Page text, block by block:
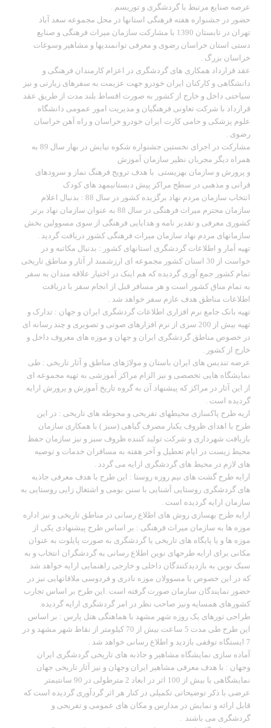
عرصه صنایع مرتبط با گردشگری و توریسم .
حضور در جشنواره هفته فرهنگی استانها در محل مجموعه سعد آباد
تهران در تابستان 1390 با مشارکت سازمان میراث فرهنگی و صنایع
دستی استان خراسان رضوی و معرفی توانمندیها و مشاهیر وسوغات
خراسان بزرگ .
عقد قرارداد همکاری های گردشگری در اعزام کارمندان فرهنگی و
دانشگاهی و کارکنان ایران خودرو جهت عزیمت به سفرهای زیارتی و نیز
سیاحتی داخل و خارج از کشور به صورت اقساط بلند مدت از طریق عقد
قرارداد با شرکت تعاونی فرهنگیان و مدیریت امور عمومی دانشگاه
علوم پزشکی و حامی کارت ایران خودرو خراسان و راه آهن خراسان
رضوی .
مشارکت در اجرای نخستین جشنواره شکوه نیایش در بهار سال 89 به
همراه دیگر مجریان نظیر سازمان آموزش
و پرورش و سازمان بهزیستی با هدف ترویج فرهنگ نماز و سرودهای
قرانی و مذهبی در سطح مراکز پیش دبستانیمهد های کودک
انتخاب سازمان مردم نهاد برگزیده کشور در سال 88 : بدنبال اعلام
سازمان محترم میراث فرهنگی در سال 88 به عنوان سازمان نهاد برتر
کشوری معرفی و تقدیر نامه و هدایایی فرهنگی از سوی مسوولین بخش
سازمانهای مردم نهاد سازمان میراث فرهنگی کشور دریافت گردید .
تهیه آمار و اطلاعات گردشگری استانهای کشور : بدنبال مکاتبه و در
خواست از 30 استان کشور مجموعه ای ارزشمند ار آثار و مناطق تاریخی
تمام کشور جمع آوری گردیده که هم اینک در اختیار علاقه مندان به سفر
به تمام مناق کشور است و هر مسافر قبل از انجام سفر با دریافت
اطلاعات مناطق هدف عازم سفر خواهد شد .
تهیه بانک جامع نرم افزاری اطلاعات گردشگری ایران و جهان : تدارک و
تهیه بیش از 200 سری از نرم افزارهای صوتی و تصویری و چند رسانه ای
در خصوص مناطق گردشگری ایران و جهان و موزه های معروف داخل و
خارج از کشور .
عرضه تندیس های ایران باستان و مولاژهای مناطق و آثار تاریخی : طی
نمایشگاه هایی تخصصی و نیز الزام مراکز آموزشی به تهیه مجموعه ای
از این آثار در مراکز که پیشنهاد آن به گروه تاریخ آموزش و پرورش ارایه
گردیده است .
اریه طرح پاکسازی محیطهای تفریحی و محوطه های تاریخی : در این
طرح با اهدای ظروف یکبار مصرف گیاهی (سبز ) با همکاری سازمان
بازیافت شهرداری و شرکت تولید کننده ظروف سبز و نیز سازمان حفظ
محیط زیست در ایام تعطیل و آخر هفته به مسافران خدمات و توصیه
های لازم در محیط های گردشگری ارایه می گردد .
ارایه طرح گشت های نیم روزه روستا : این طرح با هدف معرفی جاذبه
های گردشگری روستایی آشنایی با سنن بومی و اشتغال زایی روستایی به
سازمان ارایه گردیده است .
ارایه طرح بهسازی روش های اطلاع رسانی در مناطق تاریخی و نیز اداره
موزه ها به سازمان میراث فرهنگی : بر اساس طرح پیشنهادی یکی از
موزه ها و یا پایگاه های تاریخی یا گردشگری به صورت پایلوت به عنوان
مکانی برای ارایه طرحهای نوین اطلاع رسانی به گردشگران انتخاب و به
سبک نوین به بازدیدکنندگان داخلی و خارجی راهنمایی ارایه خواهد شد
که در این خصوص با مسوولان موزه نادری و فردوسی ملاقاتهایی نیز در
حضور نمایندگان سازمان صورت گرفته است .این طرح بر اساس تجارب
کشورهای همسایه ونیز صاحب نظر در امر گردشگری ارایه گردیده.
طراحی تورهای یک روزه شهر مشهد با هماهنگی هتل پارس : بر اساس
این طرح طی مدت 5 ساعت بیش از 70 کیلومتر از نقاط شهر مشهد و در
7 ایستگاه توقفی بازدید و اطلاع رسانی خواهد شد .
آماده سازی نمایشگاه مشاهیر و جاذبه های تاریخی گردشگری ایران
وجهان : با هدف معرفی مشاهیر ایران وجهان و نیز آثار تاریخی جهان
نمایشگاهی با بیش از 100 اثر در ابعاد 2 مترطولی در 90 سانتیمتر
عرضی با ذکر توضیحاتی تکمیلی در کنار هر اثر گردآوری گردیده است که
قابل ارائه و نمایش در مدارس و مکان های عمومی و تفریحی و
گردشگری می باشند .